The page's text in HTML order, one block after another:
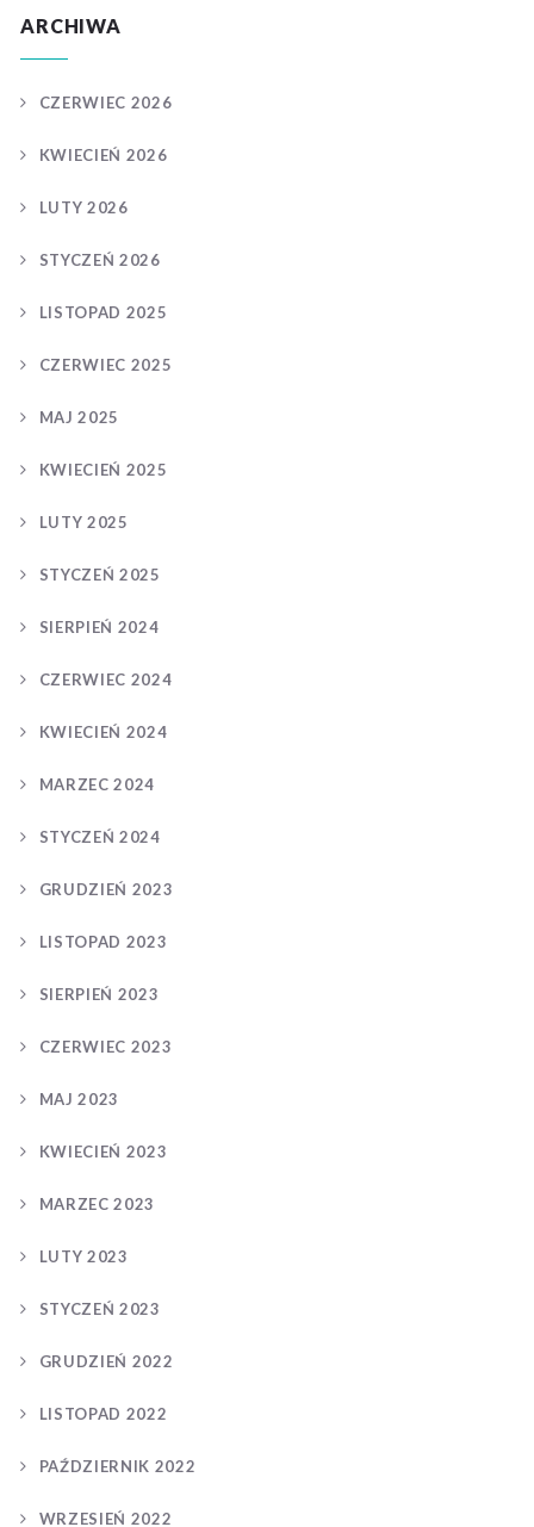
ARCHIWA
CZERWIEC 2026
KWIECIEŃ 2026
LUTY 2026
STYCZEŃ 2026
LISTOPAD 2025
CZERWIEC 2025
MAJ 2025
KWIECIEŃ 2025
LUTY 2025
STYCZEŃ 2025
SIERPIEŃ 2024
CZERWIEC 2024
KWIECIEŃ 2024
MARZEC 2024
STYCZEŃ 2024
GRUDZIEŃ 2023
LISTOPAD 2023
SIERPIEŃ 2023
CZERWIEC 2023
MAJ 2023
KWIECIEŃ 2023
MARZEC 2023
LUTY 2023
STYCZEŃ 2023
GRUDZIEŃ 2022
LISTOPAD 2022
PAŹDZIERNIK 2022
WRZESIEŃ 2022